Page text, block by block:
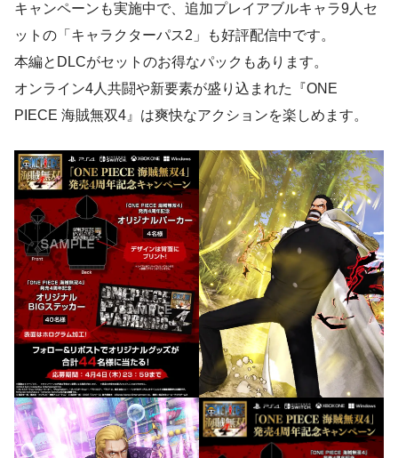
キャンペーンも実施中で、追加プレイアブルキャラ9人セ
ットの「キャラクターパス2」も好評配信中です。
本編とDLCがセットのお得なパックもあります。
オンライン4人共闘や新要素が盛り込まれた『ONE
PIECE 海賊無双4』は爽快なアクションを楽しめます。